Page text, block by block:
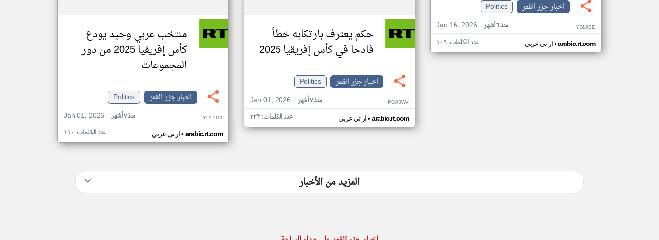
اخبار جزر القمر
Politics
Jan 16, 2026
منذ ٦ أشهر YD16SE
ار تي عربي• arabic.rt.com عدد الكلمات: ١٠٩
حكم يعترف بارتكابه خطأ
فادحا في كأس إفريقيا 2025
اخبار جزر القمر
Politics
Jan 01, 2026
منذ ٧ أشهر PG03WV
ار تي عربي• arabic.rt.com عدد الكلمات: ٢٢٣
منتخب عربي وحيد يودع
كأس إفريقيا 2025 من دور
المجموعات
اخبار جزر القمر
Politics
Jan 01, 2026
منذ ٧ أشهر YU55DX
ار تي عربي• arabic.rt.com عدد الكلمات: ١١٠
المزيد من الأخبار